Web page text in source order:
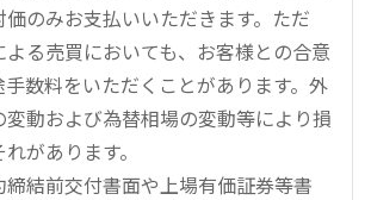
のみお支払いいただきます。ただ
よる売買においても、お客様との合意
数料をいただくことがあります。外
動および為替相場の変動等により損
があります。
結前交付書面や上場有価証券等書